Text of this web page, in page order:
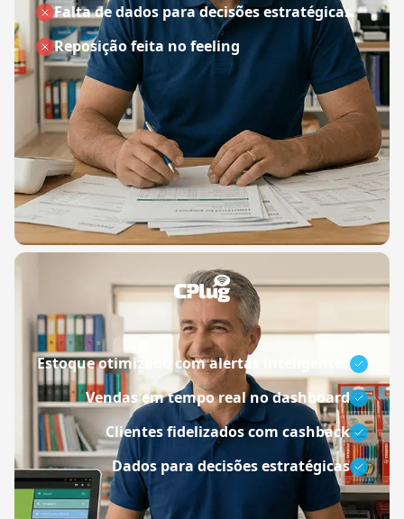
Falta de dados para decisões estratégicas
Reposição feita no feeling
Estoque otimizado com alertas inteligentes
Vendas em tempo real no dashboard
Clientes fidelizados com cashback
Dados para decisões estratégicas